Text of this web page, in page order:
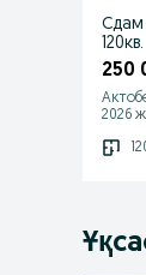
Сдам
120кв.
250
2026